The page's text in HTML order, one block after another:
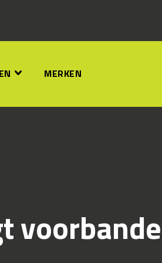
MERKEN